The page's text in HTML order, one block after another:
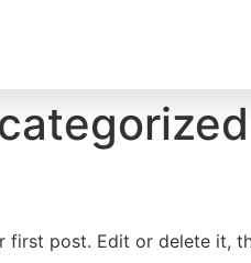
first post. Edit or delete it,